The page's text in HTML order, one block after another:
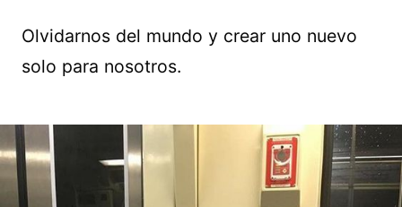
Olvidarnos del mundo y crear uno nuevo
solo para nosotros.